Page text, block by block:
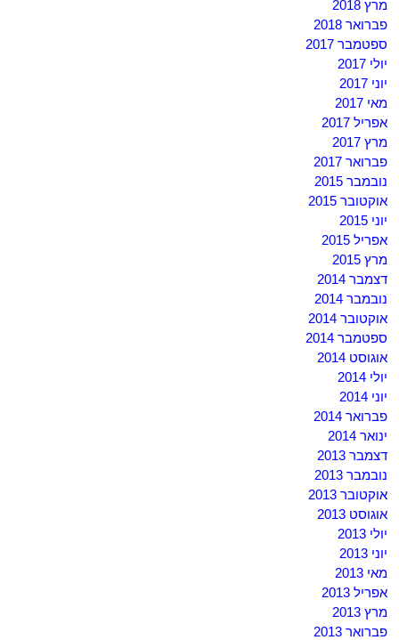
מרץ 2018
פברואר 2018
ספטמבר 2017
יולי 2017
יוני 2017
מאי 2017
אפריל 2017
מרץ 2017
פברואר 2017
נובמבר 2015
אוקטובר 2015
יוני 2015
אפריל 2015
מרץ 2015
דצמבר 2014
נובמבר 2014
אוקטובר 2014
ספטמבר 2014
אוגוסט 2014
יולי 2014
יוני 2014
פברואר 2014
ינואר 2014
דצמבר 2013
נובמבר 2013
אוקטובר 2013
אוגוסט 2013
יולי 2013
יוני 2013
מאי 2013
אפריל 2013
מרץ 2013
פברואר 2013